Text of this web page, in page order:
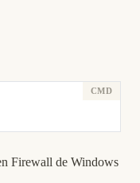
Firewall de Windows